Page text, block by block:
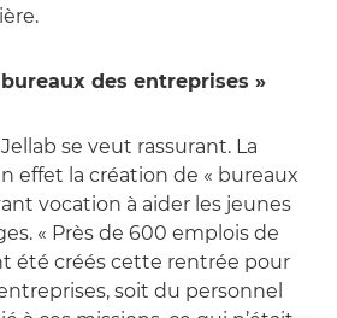
des entreprises »
se veut rassurant. La
effet la création de « bureaux
vocation à aider les jeunes
« Près de 600 emplois de
été créés cette rentrée pour
soit du personnel